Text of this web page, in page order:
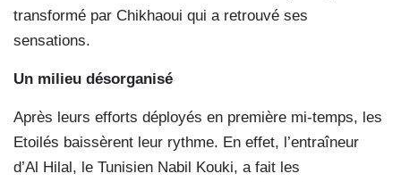
transformé par Chikhaoui qui a retrouvé ses
sensations.
Un milieu désorganisé
Après leurs efforts déployés en première mi-temps, les
Etoilés baissèrent leur rythme. En effet, l’entraîneur
d’Al Hilal, le Tunisien Nabil Kouki, a fait les